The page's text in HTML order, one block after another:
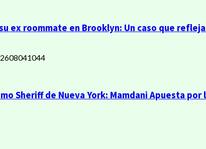
ex roommate en Brooklyn: Un caso que
Sheriff de Nueva York: Mamdani Apuesta por